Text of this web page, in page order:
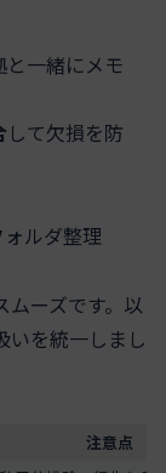
と一緒にメモ
して欠損を防
ルダ整理
ーズです。以
いを統一しまし
注意点